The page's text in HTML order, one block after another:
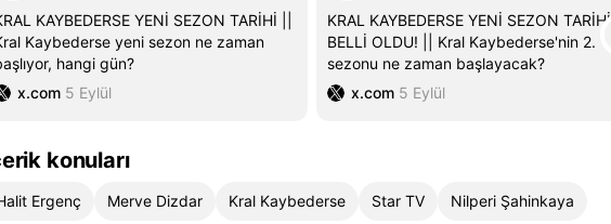
KAYBEDERSE YENİ SEZON TARİHİ ||
Kaybederse yeni sezon ne zaman
hangi gün?
x.com 5 Eylül
KRAL KAYBEDERSE YENİ SEZON TARİHİ
BELLİ OLDU! || Kral Kaybederse'nin 2.
sezonu ne zaman başlayacak?
x.com 5 Eylül
konuları
Ergenç Merve Dizdar Kral Kaybederse Star TV Nilperi Şahinkaya